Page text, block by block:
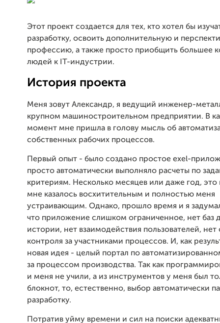
Этот проект создается для тех, кто хотел бы
разработку, освоить дополнительную и
профессию, а также просто приобщить большее
людей к IT-индустрии.
История проекта
Меня зовут Александр, я ведущий инженер-
крупном машиностроительном предприятии. В
момент мне пришла в голову мысль об
собственных рабочих процессов.
Первый опыт - было создано простое exel-
просто автоматически выполняло расчеты по
критериям. Несколько месяцев или даже год,
мне казалось восхитительным и полностью меня
устраивающим. Однако, прошло время и я
что приложение слишком ограниченное, нет баз
истории, нет взаимодействия пользователей, нет
контроля за участниками процессов. И, как
новая идея - целый портал по
за процессом производства. Так как
и меня не учили, а из инструментов у меня был
блокнот, то, естественно, выбор автоматически
разработку.
Потратив уйму времени и сил на поиски